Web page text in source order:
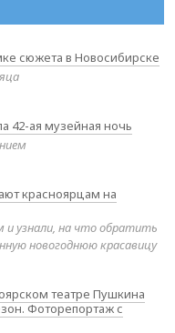
сюжета в Новосибирске
42-ая музейная ночь
красноярцам на
и узнали, на что обратить
новогоднюю красавицу
театре Пушкина
Фоторепортаж с